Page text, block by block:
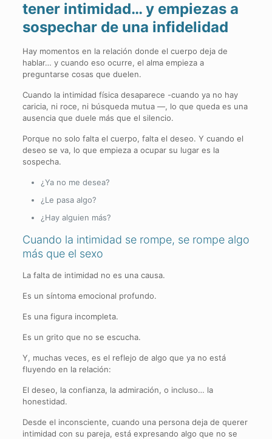
tener intimidad… y empiezas a
sospechar de una infidelidad
Hay momentos en la relación donde el cuerpo deja de
hablar… y cuando eso ocurre, el alma empieza a
preguntarse cosas que duelen.
Cuando la intimidad física desaparece -cuando ya no hay
caricia, ni roce, ni búsqueda mutua —, lo que queda es una
ausencia que duele más que el silencio.
Porque no solo falta el cuerpo, falta el deseo. Y cuando el
deseo se va, lo que empieza a ocupar su lugar es la
sospecha.
¿Ya no me desea?
¿Le pasa algo?
¿Hay alguien más?
Cuando la intimidad se rompe, se rompe algo
más que el sexo
La falta de intimidad no es una causa.
Es un síntoma emocional profundo.
Es una figura incompleta.
Es un grito que no se escucha.
Y, muchas veces, es el reflejo de algo que ya no está
fluyendo en la relación:
El deseo, la confianza, la admiración, o incluso… la
honestidad.
Desde el inconsciente, cuando una persona deja de querer
intimidad con su pareja, está expresando algo que no se